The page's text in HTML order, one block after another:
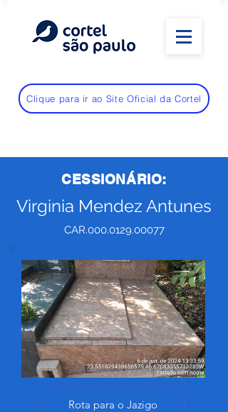
Clique para ir ao Site Oficial da Cortel
CESSIONÁRIO:
Virginia Mendez Antunes
CAR.000.0129.00077
Rota para o Jazigo